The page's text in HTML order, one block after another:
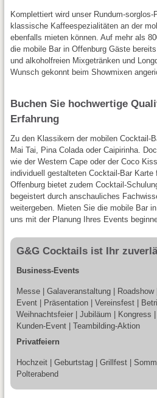
Komplettiert wird unser Rundum-
klassische Kaffeespezialitäten an der
ebenfalls mieten können. Auf mehr als
die mobile Bar in Offenburg Gäste
und alkoholfreien Mixgetränken und
Wunsch gekonnt beim Showmixen
Buchen Sie hochwertige
Erfahrung
Zu den Klassikern der mobilen Cocktail-
Mai Tai, Pina Colada oder Caipirinha.
wie der Western Cape oder der Coco
individuell gestalteten Cocktail-Bar Karte
Offenburg bietet zudem Cocktail-
begeistert durch anschauliches
weitergeben. Mieten Sie die mobile Bar
uns mit der Planung Ihres Events
G&G Cocktails ist Ihr
Business-Events
Messe | Galaveranstaltung |
Event | Präsentation | Vereinsfest |
Weihnachtsfeier | Jubiläum | Kongress
Kunden-Event | Teambilding-Aktion
Privatfeiern
Hochzeit | Geburtstag | Grillfest |
Polterabend